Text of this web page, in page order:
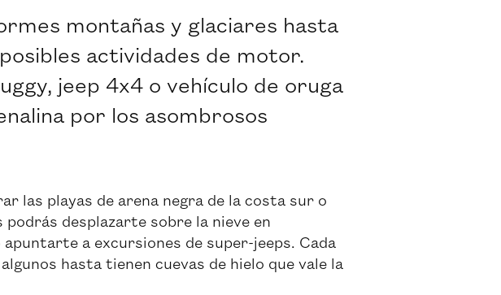
montañas y glaciares hasta
actividades de motor.
jeep 4x4 o vehículo de oruga
por los asombrosos
las playas de arena negra de la costa sur o
desplazarte sobre la nieve en
a excursiones de super-jeeps. Cada
hasta tienen cuevas de hielo que vale la